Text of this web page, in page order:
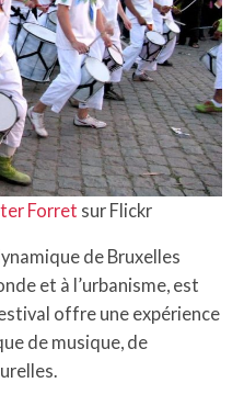
Forret sur Flickr
de Bruxelles
et à l’urbanisme, est
offre une expérience
de musique, de